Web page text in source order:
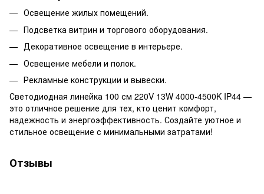
Освещение жилых помещений.
Подсветка витрин и торгового оборудования.
Декоративное освещение в интерьере.
Освещение мебели и полок.
Рекламные конструкции и вывески.
Светодиодная линейка 100 см 220V 13W 4000-4500K IP44 —
это отличное решение для тех, кто ценит комфорт,
надежность и энергоэффективность. Создайте уютное и
стильное освещение с минимальными затратами!
Отзывы